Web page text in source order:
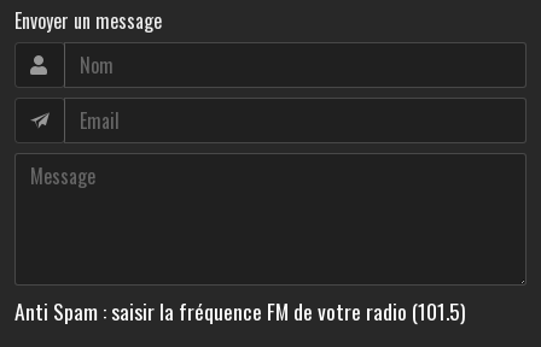
Envoyer un message
Anti Spam : saisir la fréquence FM de votre radio (101.5)